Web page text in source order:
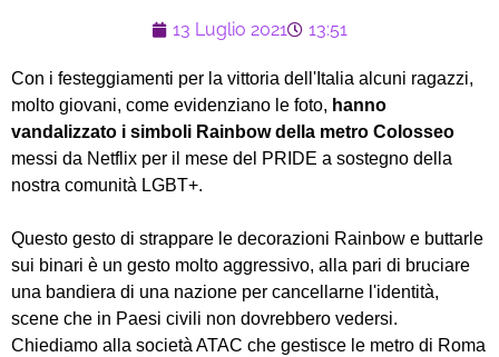
13 Luglio 2021 13:51
Con i festeggiamenti per la vittoria dell'Italia alcuni ragazzi,
molto giovani, come evidenziano le foto, hanno
vandalizzato i simboli Rainbow della metro Colosseo
messi da Netflix per il mese del PRIDE a sostegno della
nostra comunità LGBT+.
Questo gesto di strappare le decorazioni Rainbow e buttarle
sui binari è un gesto molto aggressivo, alla pari di bruciare
una bandiera di una nazione per cancellarne l'identità,
scene che in Paesi civili non dovrebbero vedersi.
Chiediamo alla società ATAC che gestisce le metro di Roma